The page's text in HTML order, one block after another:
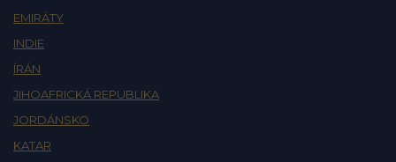
EMIRÁTY
INDIE
ÍRÁN
JIHOAFRICKÁ REPUBLIKA
JORDÁNSKO
KATAR